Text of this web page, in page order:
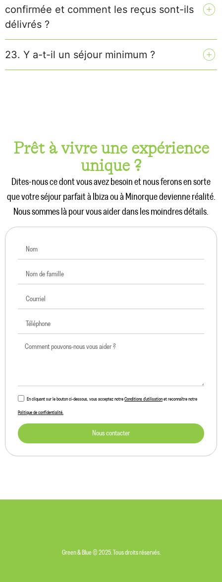
confirmée et comment les reçus sont-ils
délivrés ?
23. Y a-t-il un séjour minimum ?
Prêt à vivre une expérience
unique ?
Dites-nous ce dont vous avez besoin et nous ferons en sorte
que votre séjour parfait à Ibiza ou à Minorque devienne réalité.
Nous sommes là pour vous aider dans les moindres détails.
En cliquant sur le bouton ci-dessous, vous acceptez notre Conditions d'utilisation et reconnaître notre
Politique de confidentialité.
Nous contacter
Green & Blue © 2025. Tous droits réservés.